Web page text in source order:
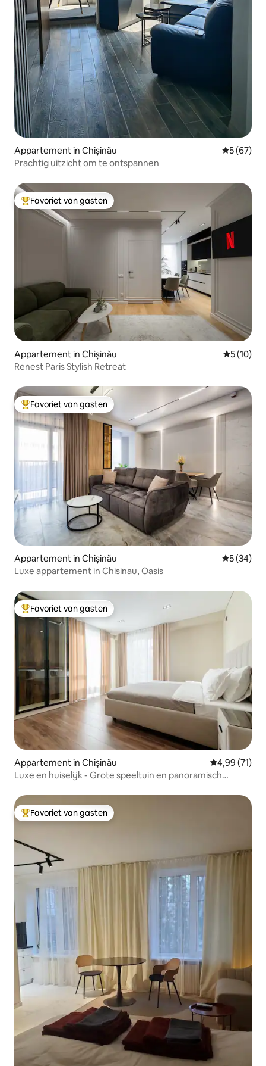
Appartement in Chișinău
5 (67)
Prachtig uitzicht om te ontspannen
Topfavoriet van gasten
Favoriet van gasten
Appartement in Chișinău
5 (10)
Renest Paris Stylish Retreat
Topfavoriet van gasten
Favoriet van gasten
Appartement in Chișinău
5 (34)
Luxe appartement in Chisinau, Oasis
Topfavoriet van gasten
Favoriet van gasten
Appartement in Chișinău Gemiddelde
4,99 (71)
Luxe en huiselijk - Grote speeltuin en panoramisch
Topfavoriet van gasten
Favoriet van gasten